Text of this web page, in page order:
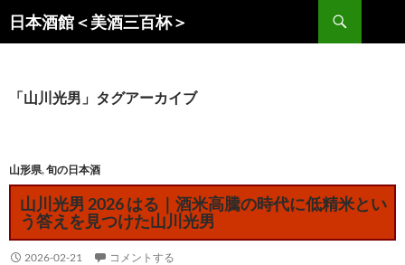
ン
ッ
日本酒館＜美酒三百杯＞
索
「山川光男」タグアーカイブ
山形県,旬の日本酒
山川光男 2026 はる｜酒米高騰の時代に低精米とい
う答えを見つけた山川光男
2026-02-21 コメントする